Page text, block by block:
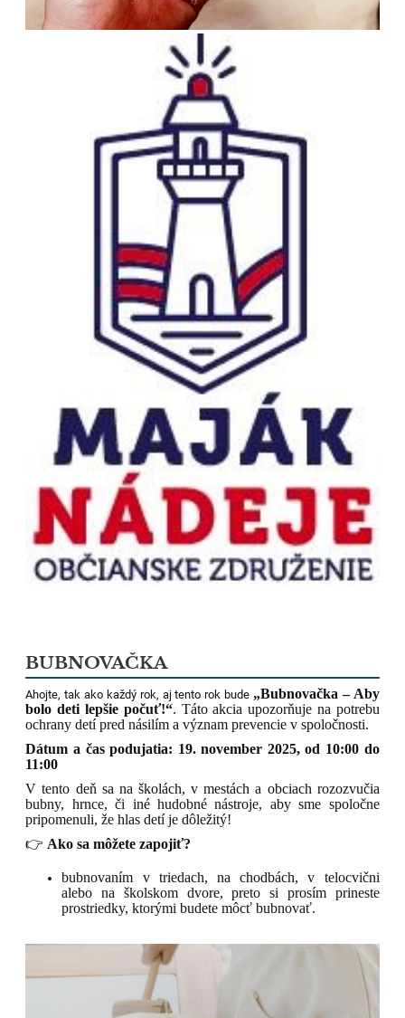
BUBNOVAČKA
Ahojte, tak ako každý rok, aj tento rok bude „Bubnovačka – Aby
bolo deti lepšie počuť!“. Táto akcia upozorňuje na potrebu
ochrany detí pred násilím a význam prevencie v spoločnosti.
Dátum a čas podujatia: 19. november 2025, od 10:00 do
11:00
V tento deň sa na školách, v mestách a obciach rozozvučia
bubny, hrnce, či iné hudobné nástroje, aby sme spoločne
pripomenuli, že hlas detí je dôležitý!
👉 Ako sa môžete zapojiť?
bubnovaním v triedach, na chodbách, v telocvični
alebo na školskom dvore, preto si prosím prineste
prostriedky, ktorými budete môcť bubnovať.